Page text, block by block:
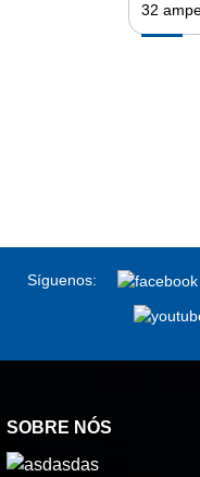
32
Síguenos:
SOBRE NÓS